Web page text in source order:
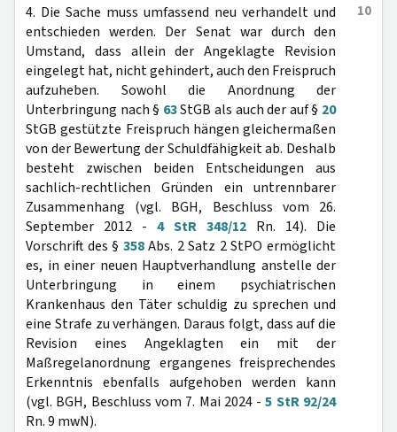
10
4. Die Sache muss umfassend neu verhandelt und
entschieden werden. Der Senat war durch den
Umstand, dass allein der Angeklagte Revision
eingelegt hat, nicht gehindert, auch den Freispruch
aufzuheben. Sowohl die Anordnung der
Unterbringung nach § 63StGB als auch der auf § 20
StGB gestützte Freispruch hängen gleichermaßen
von der Bewertung der Schuldfähigkeit ab. Deshalb
besteht zwischen beiden Entscheidungen aus
sachlich-rechtlichen Gründen ein untrennbarer
Zusammenhang (vgl. BGH, Beschluss vom 26.
September 2012 - 4 StR 348/12 Rn. 14). Die
Vorschrift des § 358Abs. 2 Satz 2 StPO ermöglicht
es, in einer neuen Hauptverhandlung anstelle der
Unterbringung in einem psychiatrischen
Krankenhaus den Täter schuldig zu sprechen und
eine Strafe zu verhängen. Daraus folgt, dass auf die
Revision eines Angeklagten ein mit der
Maßregelanordnung ergangenes freisprechendes
Erkenntnis ebenfalls aufgehoben werden kann
(vgl. BGH, Beschluss vom 7. Mai 2024 -5 StR 92/24
Rn. 9 mwN).